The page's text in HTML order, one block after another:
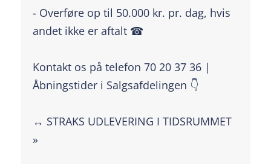
- Overføre op til 50.000 kr. pr. dag, hvis
andet ikke er aftalt ☎
Kontakt os på telefon 70 20 37 36 |
Åbningstider i Salgsafdelingen 👇
↔️ STRAKS UDLEVERING I TIDSRUMMET
»